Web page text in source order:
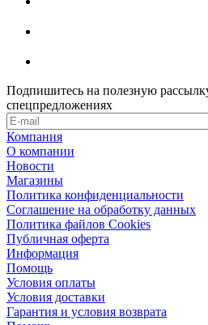
Подпишитесь на полезную
спецпредложениях
Компания
О компании
Новости
Магазины
Политика конфиденциальности
Соглашение на обработку данных
Политика файлов Cookies
Публичная оферта
Информация
Помощь
Условия оплаты
Условия доставки
Гарантия и условия возврата